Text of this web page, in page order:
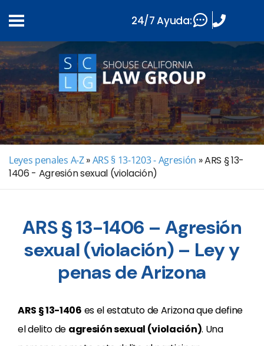
Leyes penales A-Z »ARS § 13-1203 - Agresión »ARS § 13-
1406 - Agresión sexual (violación)
ARS § 13-1406 – Agresión
sexual (violación) – Ley y
penas de Arizona
ARS § 13-1406 es el estatuto de Arizona que define
el delito de agresión sexual (violación). Una
24/7 Ayuda: